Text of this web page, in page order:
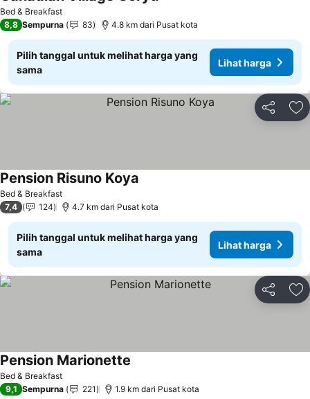
Bed & Breakfast
Lihat harga
8,8 Sempurna 83 4.8 km dari Pusat kota
Pilih tanggal untuk melihat harga yang
sama
Lihat harga
Bagikan
Bed & Breakfast
Pension Risuno Koya
7,4 124 4.7 km dari Pusat kota
Pilih tanggal untuk melihat harga yang
sama
Lihat harga
Bagikan
Bed & Breakfast
Pension Marionette
9,1 Sempurna 221 1.9 km dari Pusat kota